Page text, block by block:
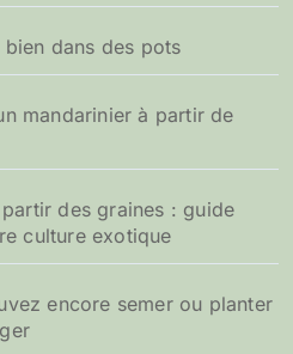
dans des pots
mandarinier à partir de
des graines : guide
culture exotique
encore semer ou planter